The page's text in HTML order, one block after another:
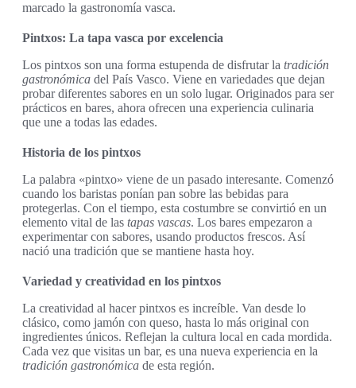
marcado la gastronomía vasca.
Pintxos: La tapa vasca por excelencia
Los pintxos son una forma estupenda de disfrutar la tradición
gastronómica del País Vasco. Viene en variedades que dejan
probar diferentes sabores en un solo lugar. Originados para ser
prácticos en bares, ahora ofrecen una experiencia culinaria
que une a todas las edades.
Historia de los pintxos
La palabra «pintxo» viene de un pasado interesante. Comenzó
cuando los baristas ponían pan sobre las bebidas para
protegerlas. Con el tiempo, esta costumbre se convirtió en un
elemento vital de las tapas vascas. Los bares empezaron a
experimentar con sabores, usando productos frescos. Así
nació una tradición que se mantiene hasta hoy.
Variedad y creatividad en los pintxos
La creatividad al hacer pintxos es increíble. Van desde lo
clásico, como jamón con queso, hasta lo más original con
ingredientes únicos. Reflejan la cultura local en cada mordida.
Cada vez que visitas un bar, es una nueva experiencia en la
tradición gastronómica de esta región.